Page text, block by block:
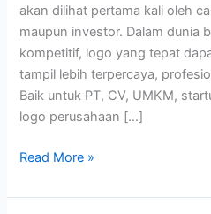
akan dilihat pertama kali oleh
maupun investor. Dalam dunia
kompetitif, logo yang tepat
tampil lebih terpercaya,
Baik untuk PT, CV, UMKM,
logo perusahaan […]
Read More »